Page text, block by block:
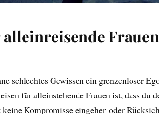
schlechtes Gewissen ein grenzenloser
für alleinstehende Frauen ist, dass du
Kompromisse eingehen oder